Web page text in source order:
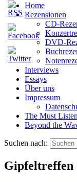
Home
Rezensionen
CD-
DVD-
Interviews
Essays
Über uns
Impressum
The Must
Beyond the
Suchen nach: